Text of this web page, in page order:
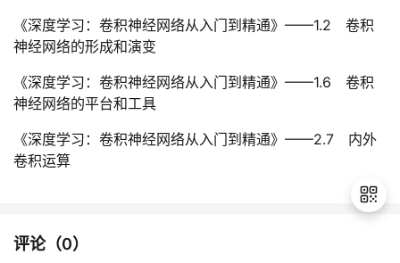
《深度学习：卷积神经网络从入门到精通》——1.2 卷积
神经网络的形成和演变
《深度学习：卷积神经网络从入门到精通》——1.6 卷积
神经网络的平台和工具
《深度学习：卷积神经网络从入门到精通》——2.7 内外
卷积运算
评论（0）